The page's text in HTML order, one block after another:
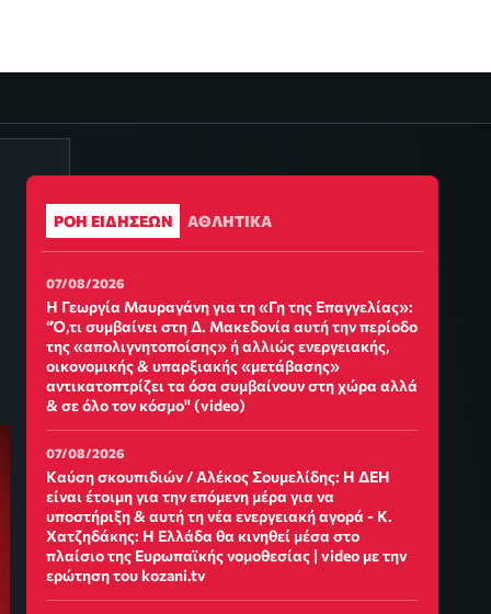
ΡΟΗ ΕΙΔΗΣΕΩΝ ΑΘΛΗΤΙΚΑ
07/08/2026
Η Γεωργία Μαυραγάνη για τη «Γη της Επαγγελίας»:
“Ό,τι συμβαίνει στη Δ. Μακεδονία αυτή την περίοδο
της «απολιγνητοποίσης» ή αλλιώς ενεργειακής,
οικονομικής & υπαρξιακής «μετάβασης»
αντικατοπτρίζει τα όσα συμβαίνουν στη χώρα αλλά
& σε όλο τον κόσμο" (video)
07/08/2026
Καύση σκουπιδιών / Αλέκος Σουμελίδης: Η ΔΕΗ
είναι έτοιμη για την επόμενη μέρα για να
υποστήριξη & αυτή τη νέα ενεργειακή αγορά - Κ.
Χατζηδάκης: Η Ελλάδα θα κινηθεί μέσα στο
πλαίσιο της Ευρωπαϊκής νομοθεσίας | video με την
ερώτηση του kozani.tv